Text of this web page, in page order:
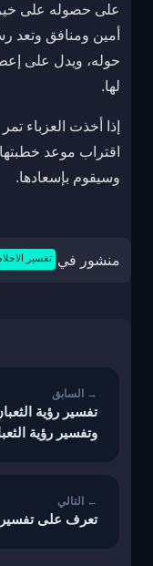
على حصوله على
أمين ومنافق وتعد
حوله، ويدل على
لها.
إذا أخذت العزباء
اقتراب موعد
وسيقوم بإسعادها.
منشور في تفسير
تفسير رؤية
وتفسير رؤية
تعرف على تفسير